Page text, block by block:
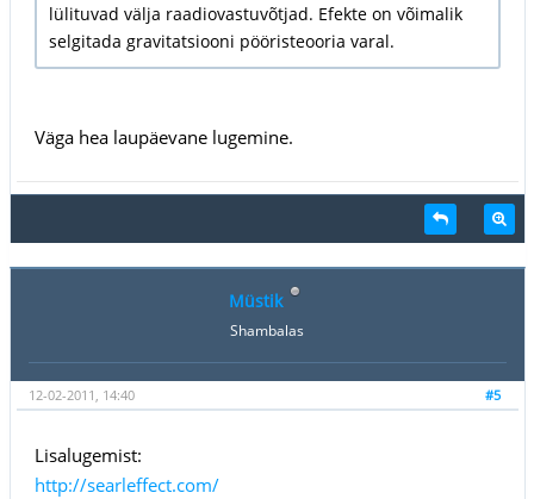
lülituvad välja raadiovastuvõtjad. Efekte on võimalik
selgitada gravitatsiooni pööristeooria varal.
Väga hea laupäevane lugemine.
Müstik
Shambalas
#5
12-02-2011, 14:40
Lisalugemist:
http://searleffect.com/